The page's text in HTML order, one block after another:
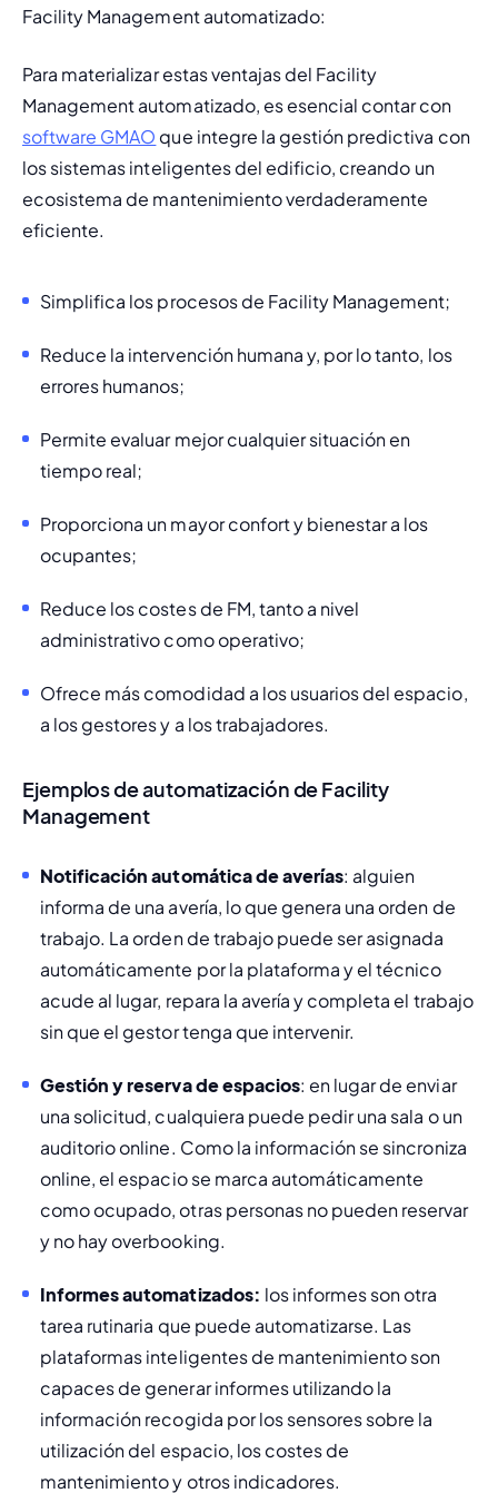
Facility Management automatizado:
Para materializar estas ventajas del Facility
software GMAO que integre la gestión predictiva con
los sistemas inteligentes del edificio, creando un
ecosistema de mantenimiento verdaderamente
eficiente.
Simplifica los procesos de Facility Management;
Reduce la intervención humana y, por lo tanto, los
errores humanos;
Permite evaluar mejor cualquier situación en
tiempo real;
Proporciona un mayor confort y bienestar a los
ocupantes;
Reduce los costes de FM, tanto a nivel
administrativo como operativo;
Ofrece más comodidad a los usuarios del espacio,
a los gestores y a los trabajadores.
Ejemplos de automatización de Facility
Management
Notificación automática de averías: alguien
informa de una avería, lo que genera una orden de
trabajo. La orden de trabajo puede ser asignada
automáticamente por la plataforma y el técnico
acude al lugar, repara la avería y completa el trabajo
sin que el gestor tenga que intervenir.
Gestión y reserva de espacios: en lugar de enviar
una solicitud, cualquiera puede pedir una sala o un
auditorio online. Como la información se sincroniza
online, el espacio se marca automáticamente
como ocupado, otras personas no pueden reservar
y no hay overbooking.
Informes automatizados: los informes son otra
tarea rutinaria que puede automatizarse. Las
plataformas inteligentes de mantenimiento son
capaces de generar informes utilizando la
información recogida por los sensores sobre la
utilización del espacio, los costes de
mantenimiento y otros indicadores.